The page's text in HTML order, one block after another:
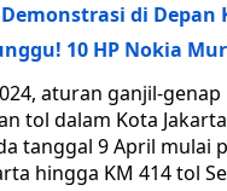
di Depan
10 HP Nokia
aturan ganjil-
tol dalam Kota
tanggal 9 April mulai
hingga KM 414 tol